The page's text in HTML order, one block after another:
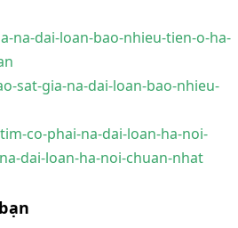
na-dai-loan-bao-nhieu-tien-o-ha-
sat-gia-na-dai-loan-bao-nhieu-
co-phai-na-dai-loan-ha-noi-
dai-loan-ha-noi-chuan-nhat